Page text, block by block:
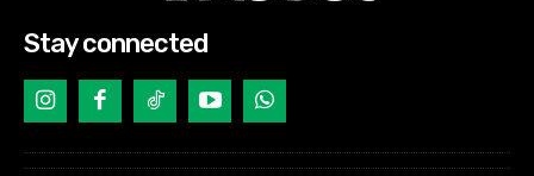
Stay connected